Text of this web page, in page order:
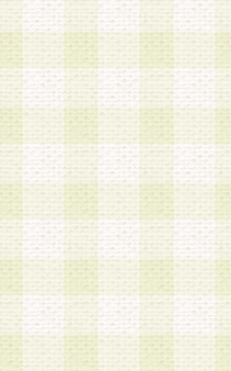
者を会員として承認する
者による会員登録手続
っても、会員登録の取り
判 断する方法・手段に
。
未満、成年被後見人、被
などの法定代理人の同
なお、義務教育学齢に該
当社が別途定める方法
行うものとします。